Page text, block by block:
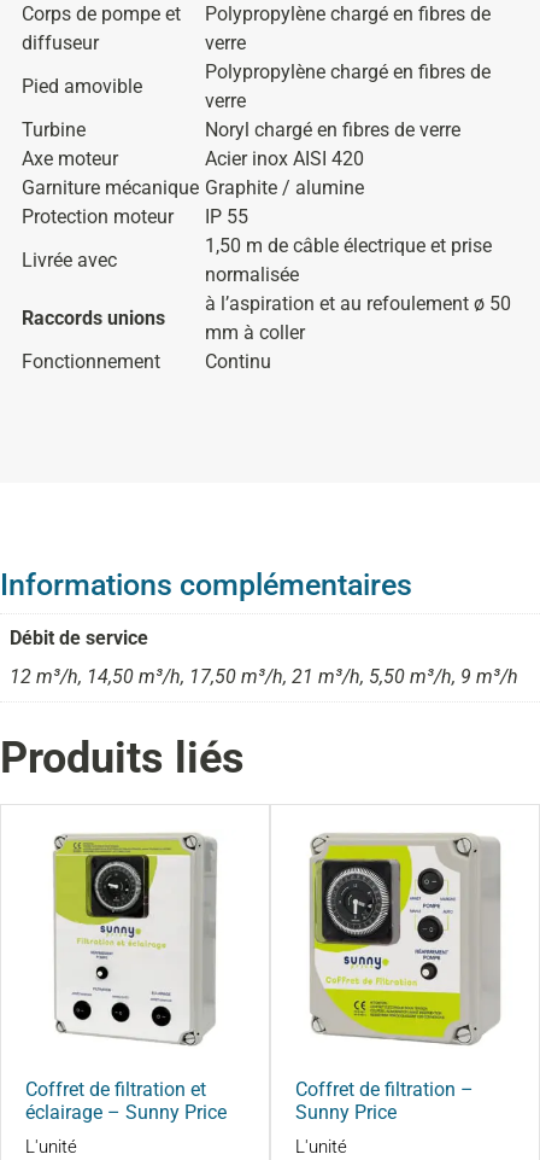
Corps de pompe et
diffuseur
Polypropylène chargé en fibres de
verre
Pied amovible
Polypropylène chargé en fibres de
verre
Turbine
Noryl chargé en fibres de verre
Axe moteur
Acier inox AISI 420
Garniture mécanique Graphite / alumine
Protection moteur
IP 55
Livrée avec
1,50 m de câble électrique et prise
normalisée
Raccords unions
à l’aspiration et au refoulement ø 50
mm à coller
Fonctionnement
Continu
Informations complémentaires
Débit de service
12 m³/h, 14,50 m³/h, 17,50 m³/h, 21 m³/h, 5,50 m³/h, 9 m³/h
Produits liés
Coffret de filtration et
éclairage – Sunny Price
L'unité
Coffret de filtration –
Sunny Price
L'unité